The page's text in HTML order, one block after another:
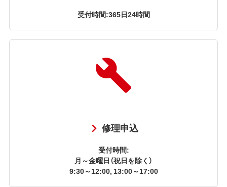
受付時間:365日24時間
修理申込
受付時間:
月～金曜日（祝日を除く）
9:30～12:00, 13:00～17:00